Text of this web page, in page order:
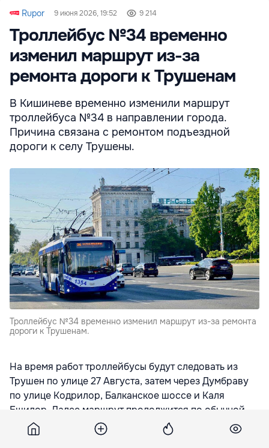
Rupor 9 июня 2026, 19:52 9 214
Троллейбус №34 временно
изменил маршрут из-за
ремонта дороги к Трушенам
В Кишиневе временно изменили маршрут
троллейбуса №34 в направлении города.
Причина связана с ремонтом подъездной
дороги к селу Трушены.
Троллейбус №34 временно изменил маршрут из-за ремонта
дороги к Трушенам.
На время работ троллейбусы будут следовать из
Трушен по улице 27 Августа, затем через Думбраву
по улице Кодрилор, Балканское шоссе и Каля
Ешилор. Далее маршрут продолжится по обычной
схеме, передает
rupor.md